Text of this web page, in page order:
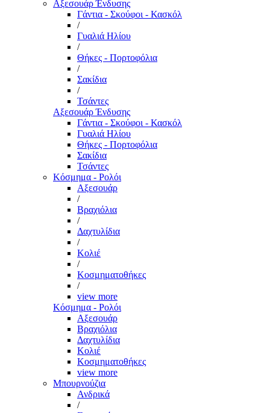
Αξεσουάρ Ένδυσης
Γάντια - Σκούφοι - Κασκόλ
/
Γυαλιά Ηλίου
/
Θήκες - Πορτοφόλια
/
Σακίδια
/
Τσάντες
Αξεσουάρ Ένδυσης
Γάντια - Σκούφοι - Κασκόλ
Γυαλιά Ηλίου
Θήκες - Πορτοφόλια
Σακίδια
Τσάντες
Κόσμημα - Ρολόι
Αξεσουάρ
/
Βραχιόλια
/
Δαχτυλίδια
/
Κολιέ
/
Κοσμηματοθήκες
/
view more
Κόσμημα - Ρολόι
Αξεσουάρ
Βραχιόλια
Δαχτυλίδια
Κολιέ
Κοσμηματοθήκες
view more
Μπουρνούζια
Ανδρικά
/